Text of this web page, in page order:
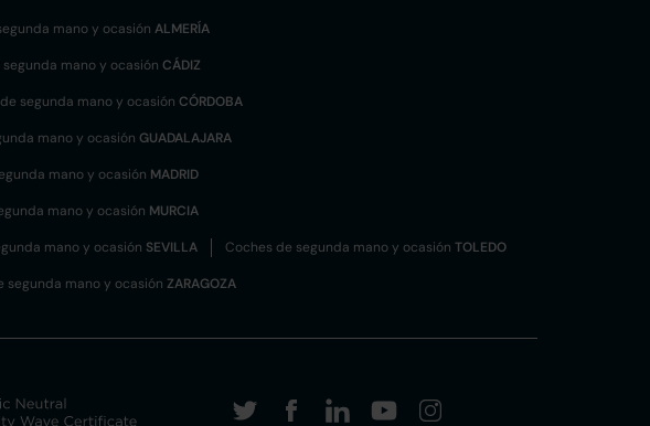
mano y ocasión ALMERÍA
mano y ocasión CÁDIZ
segunda mano y ocasión CÓRDOBA
mano y ocasión GUADALAJARA
mano y ocasión MADRID
mano y ocasión MURCIA
mano y ocasión SEVILLA Coches de segunda mano y ocasión TOLEDO
segunda mano y ocasión ZARAGOZA